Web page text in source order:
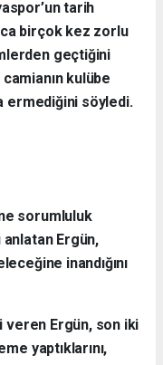
tarih
birçok kez zorlu
geçtiğini
kulübe
ermediğini söyledi.
sorumluluk
Ergün,
inandığını
veren Ergün, son iki
yaptıklarını,